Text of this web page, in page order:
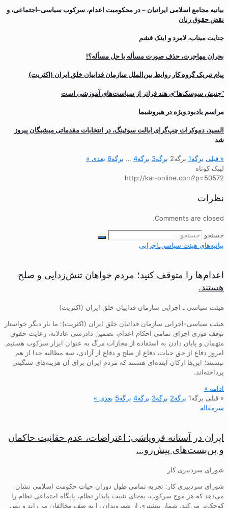
بیانیه مجامع اسلامی ایرانیان – در محکومیت اعدام، سرکوب سیاسی–اجتماعی، و
نقض حقوق زنان
جنایت میناب، لامرد و اینک قشم
بحران مهاجرت‌، حذف صورت مسأله یا حل مسأله؟!
پیام تبریک گروه کار روابط بین‌الملل سازمان فداییان خلق ایران (اکثریت)
“جنبش سوسک‌ها”ی هند فراتر از سیاست‌های آموزشی است
مراسم یادبود ویژه در هیروشیما
السید، دموکرات چپ‌گرای ایالت سوئینگ، در انتخابات مقدماتی میشیگان پیروز
شد
« قبلی برگه1 برگه2 برگه3 برگه4
… برگه6 بعدی »
لینک کوتاه
http://kar-online.com?p=50572
نظرات
Comments are closed.
جستجو
بیانیه‌های هیئت‌ سیاسی‌ـ‌اجرایی
اعدام‌ها را متوقف کنید؛ مردم خواهان تنش‌زدایی و صلح
هستند.
هیئت سیاسی ـ اجرایی سازمان فداییان خلق ایران (اکثریت)
هیئت سیاسی-اجرایی سازمان فدائیان خلق ایران (اکثریت): ما بار دیگر خواستار
توقف فوری اجرای تمامی احکام اعدام، تضمین دادرسی عادلانه، رعایت حقوق
متهمان و پایان دادن به استفاده از مجازات مرگ به عنوان ابزار سرکوب هستیم.
امروز دفاع از حق حیات، دفاع از صلح و دفاع از آزادی، سه مطالبه جدا از هم
نیستند؛ این‌ها ارکان آینده‌ای هستند که مردم ایران برای آن هزینه‌های سنگینی
پرداخته‌اند.
ادامه »
« قبلی برگه1 برگه2 برگه3 برگه4 برگه5 بعدی »
سرمقاله
ایران در آستانه فروپاشی: اعتراضات، عدم حقانیت حاکمان
و بن‌بست‌های پیش‌رو…
شورای سردبیری کار
شورای سردبیری کار: تجربه تمامی طول دوران حیات حکومت اسلامی نشان
می‌دهد که هر موج سرکوب، به‌جای تثبیت پایدار نظام، پایگاه اجتماعی نظام را
کوچک‌تر می‌کند، شمار بیشتری از شهروندان را به صف مخالفان می‌راند و پس